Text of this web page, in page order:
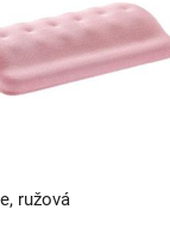
ružová